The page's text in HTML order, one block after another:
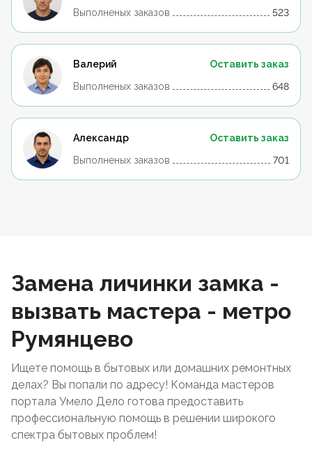
Выполненых заказов 523
Валерий
Оставить заказ
Выполненых заказов
648
Александр
Оставить заказ
Выполненых заказов
701
Замена личинки замка -
вызвать мастера - метро
Румянцево
Ищете помощь в бытовых или домашних ремонтных
делах? Вы попали по адресу! Команда мастеров
портала Умело Дело готова предоставить
профессиональную помощь в решении широкого
спектра бытовых проблем!